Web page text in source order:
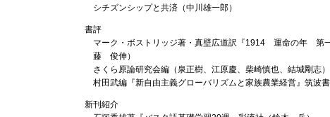
シチズンシップと共済（中川雄一郎）
書評
マーク・ボストリッジ著・真壁広道訳『1914 運命の年 第
藤 俊伸）
さくら原論研究会編（泉正樹、江原慶、柴崎慎也、結城剛志
村田武編『新自由主義グローバリズムと家族農業経営』筑波書
新刊紹介